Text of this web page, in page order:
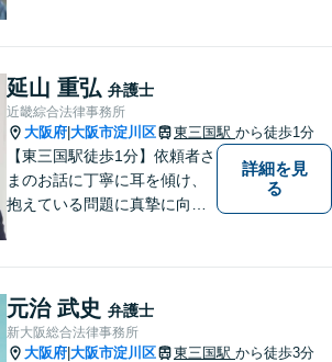
延山 重弘 弁護士
近畿綜合法律事務所
大阪府 大阪市淀川区 東三国駅 から徒歩1分
【東三国駅徒歩1分】依頼者さ
まのお話に丁寧に耳を傾け、
抱えている問題に真摯に向き
します。まずはお気軽にご相
談にいらしてください。【休
日夜間相談可】
詳細を見
る
元治 武史 弁護士
新大阪総合法律事務所
大阪府 大阪市淀川区 東三国駅 から徒歩3分